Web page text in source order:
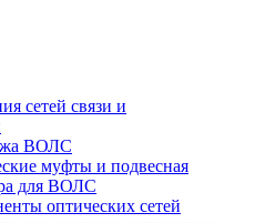
сетей связи и
ВОЛС
муфты и подвесная
для ВОЛС
оптических сетей